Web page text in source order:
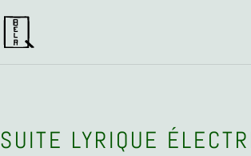
SUITE LYRIQUE